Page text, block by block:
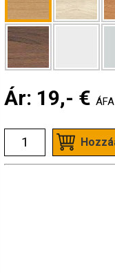
Ár: 19,- €